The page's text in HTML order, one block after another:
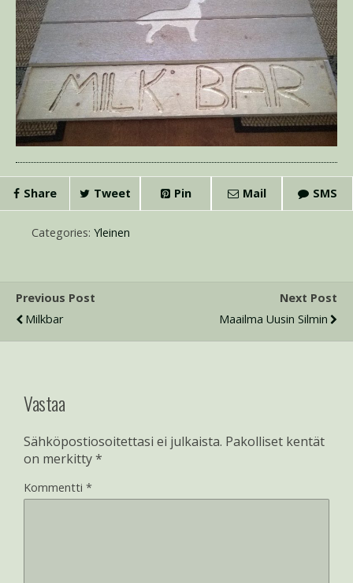
Share Tweet Pin Mail SMS
Categories: Yleinen
Previous Post
Milkbar
Next Post
Maailma Uusin Silmin
Vastaa
Sähköpostiosoitettasi ei julkaista. Pakolliset kentät
on merkitty*
Kommentti *